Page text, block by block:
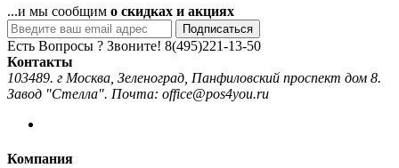
...и мы сообщим о скидках и акциях
Подписаться
Есть Вопросы ? Звоните! 8(495)221-13-50
Контакты
103489. г Москва, Зеленоград, Панфиловский проспект дом 8.
Завод "Стелла". Почта: office@pos4you.ru
Компания